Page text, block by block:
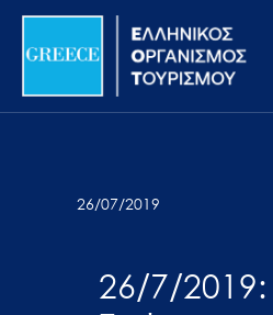
Σημείωση:
ιστότοπος
προσβασιμότητας.
Μετάβαση
περιεχόμενο
26/07/2019
26/7/2019: